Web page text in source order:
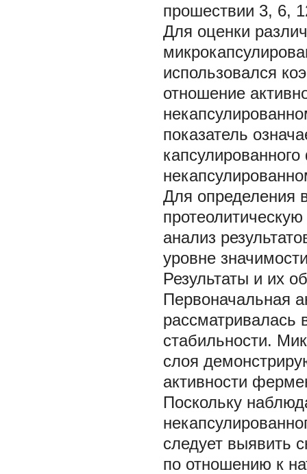
прошествии 3, 6,
Для оценки
использовался
отношение
показатель
Для определения
анализ
уровне
Результаты и их
Первоначальная
рассматривалась
стабильности.
слоя
активности
Поскольку
следует выявить
по отношению к